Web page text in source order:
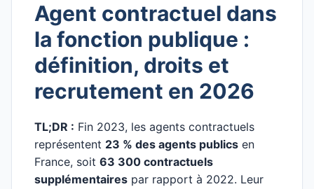
Agent contractuel dans
la fonction publique :
définition, droits et
recrutement en 2026
TL;DR : Fin 2023, les agents contractuels
représentent 23 % des agents publics en
France, soit 63 300 contractuels
supplémentaires par rapport à 2022. Leur